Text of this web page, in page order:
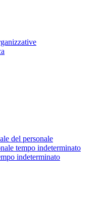
del personale
tempo indeterminato
indeterminato